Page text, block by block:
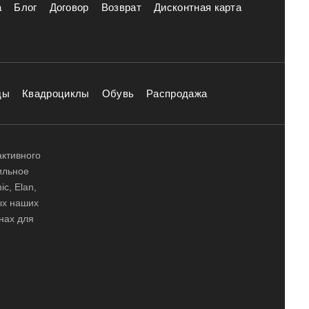
Блог Договор Возврат Дисконтная карта
Квадроциклы Обувь Распродажа
Elan,
наших
для